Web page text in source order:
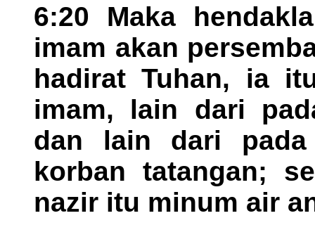
6:20 Maka
imam akan
hadirat Tuhan, ia
imam, lain dari
dan lain dari
korban tatangan;
nazir itu minum air